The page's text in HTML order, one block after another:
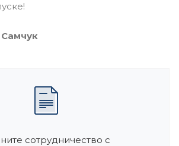
сотрудничество с